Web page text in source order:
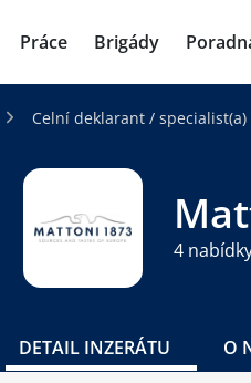
Práce Brigády
Celní deklarant /
4
DETAIL INZERÁTU O